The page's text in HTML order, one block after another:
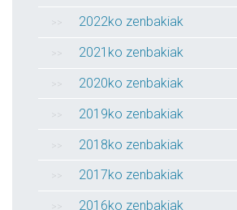
2022ko zenbakiak
2021ko zenbakiak
2020ko zenbakiak
2019ko zenbakiak
2018ko zenbakiak
2017ko zenbakiak
2016ko zenbakiak